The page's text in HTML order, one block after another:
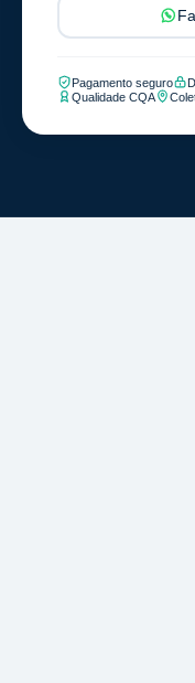
Pagamento seguro
Qualidade CQA